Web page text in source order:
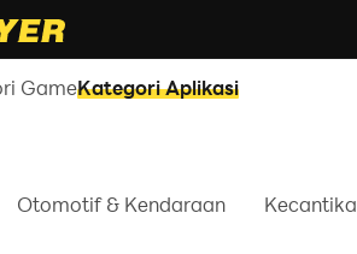
GameKategori Aplikasi
Otomotif & Kendaraan